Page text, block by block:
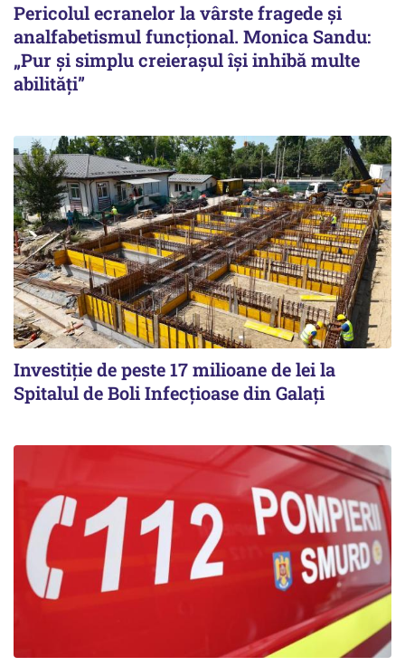
Pericolul ecranelor la vârste fragede și
analfabetismul funcțional. Monica Sandu:
„Pur și simplu creierașul își inhibă multe
abilități”
Investiție de peste 17 milioane de lei la
Spitalul de Boli Infecțioase din Galați